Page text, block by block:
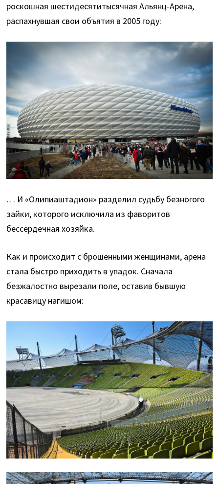
роскошная шестидесятитысячная Альянц-Арена,
распахнувшая свои объятия в 2005 году:
… И «Олипиаштадион» разделил судьбу безногого
зайки, которого исключила из фаворитов
бессердечная хозяйка.
Как и происходит с брошенными женщинами, арена
стала быстро приходить в упадок. Сначала
безжалостно вырезали поле, оставив бывшую
красавицу нагишом: